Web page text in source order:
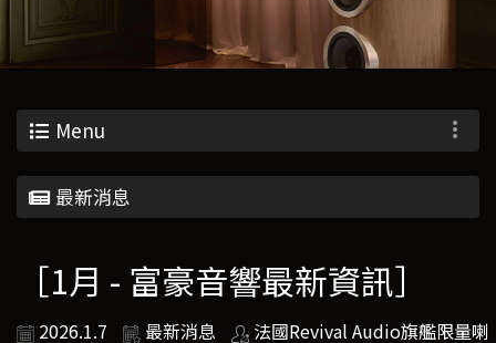
Menu
最新消息
［1月 - 富豪音響最新資訊］
2026.1.7 最新消息
法國Revival Audio旗艦限量喇